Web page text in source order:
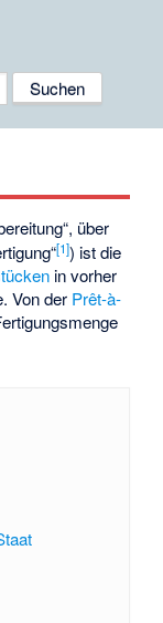
über
[1]) ist die
in vorher
Von der Prêt-à-